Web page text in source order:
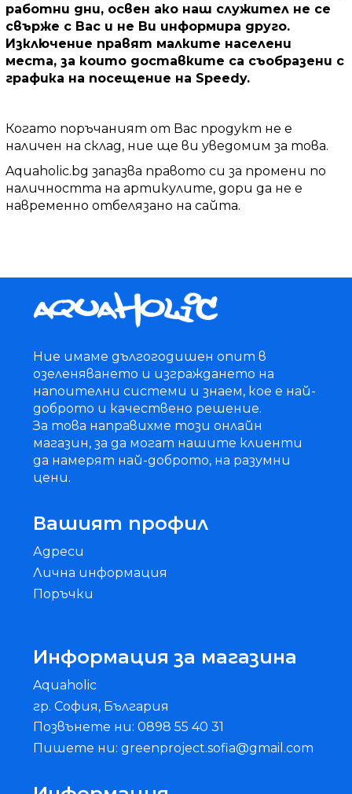
работни дни, освен ако наш служител не се
свърже с Вас и не Ви информира друго.
Изключение правят малките населени
места, за които доставките са съобразени с
графика на посещение на Speedy.
Когато поръчаният от Вас продукт не е
наличен на склад, ние ще ви уведомим за това.
Aquaholic.bg запазва правото си за промени по
наличността на артикулите, дори да не е
навременно отбелязано на сайта.
Ние имаме дългогодишен опит в
озеленяването и изграждането на
напоителни системи и знаем, кое е най-
доброто и качествено решение.
За това направихме този онлайн
магазин, за да могат нашите клиенти
да намерят най-доброто, на разумни
цени.
Вашият профил
Адреси
Лична информация
Поръчки
Информация за магазина
Aquaholic
гр. София, България
Позвънете ни: 0898 55 40 31
Пишете ни: greenproject.sofia@gmail.com